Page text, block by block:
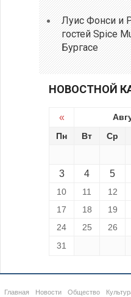
Луис Фонси и
гостей Spice
Бургасе
НОВОСТНОЙ
«
Пн Вт Ср
3 4 5
10
11 12
17
18 19
24
25 26
31
Главная Новости Общество